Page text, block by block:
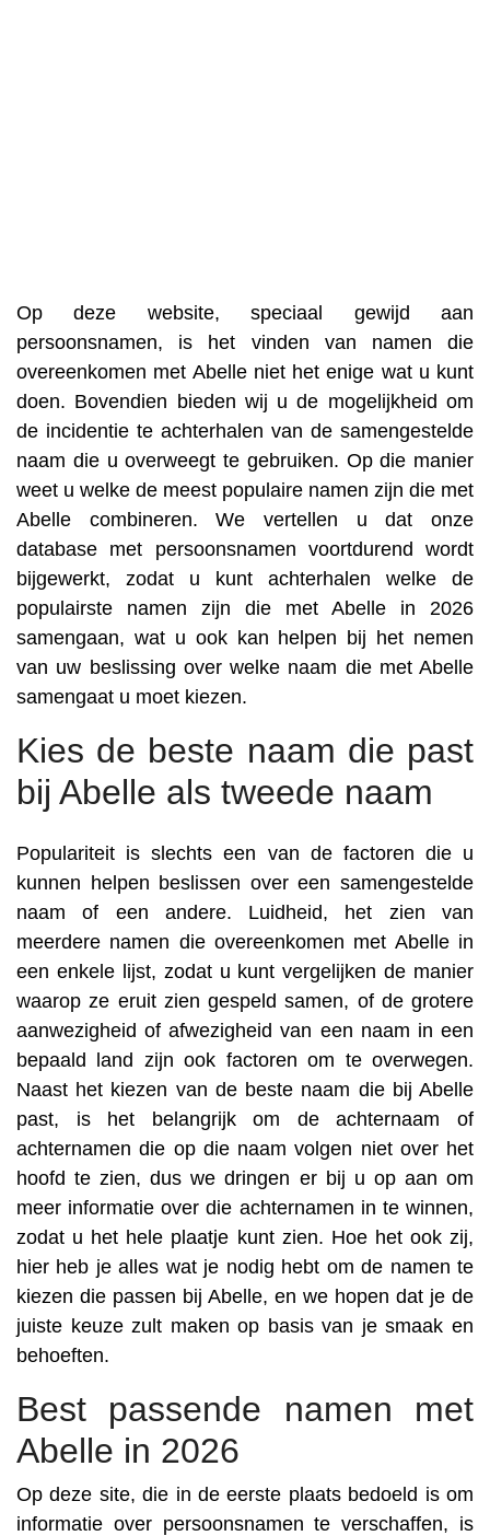
Op deze website, speciaal gewijd aan
persoonsnamen, is het vinden van namen die
overeenkomen met Abelle niet het enige wat u kunt
doen. Bovendien bieden wij u de mogelijkheid om
de incidentie te achterhalen van de samengestelde
naam die u overweegt te gebruiken. Op die manier
weet u welke de meest populaire namen zijn die met
Abelle combineren. We vertellen u dat onze
database met persoonsnamen voortdurend wordt
bijgewerkt, zodat u kunt achterhalen welke de
populairste namen zijn die met Abelle in 2026
samengaan, wat u ook kan helpen bij het nemen
van uw beslissing over welke naam die met Abelle
samengaat u moet kiezen.
Kies de beste naam die past
bij Abelle als tweede naam
Populariteit is slechts een van de factoren die u
kunnen helpen beslissen over een samengestelde
naam of een andere. Luidheid, het zien van
meerdere namen die overeenkomen met Abelle in
een enkele lijst, zodat u kunt vergelijken de manier
waarop ze eruit zien gespeld samen, of de grotere
aanwezigheid of afwezigheid van een naam in een
bepaald land zijn ook factoren om te overwegen.
Naast het kiezen van de beste naam die bij Abelle
past, is het belangrijk om de achternaam of
achternamen die op die naam volgen niet over het
hoofd te zien, dus we dringen er bij u op aan om
meer informatie over die achternamen in te winnen,
zodat u het hele plaatje kunt zien. Hoe het ook zij,
hier heb je alles wat je nodig hebt om de namen te
kiezen die passen bij Abelle, en we hopen dat je de
juiste keuze zult maken op basis van je smaak en
behoeften.
Best passende namen met
Abelle in 2026
Op deze site, die in de eerste plaats bedoeld is om
informatie over persoonsnamen te verschaffen, is